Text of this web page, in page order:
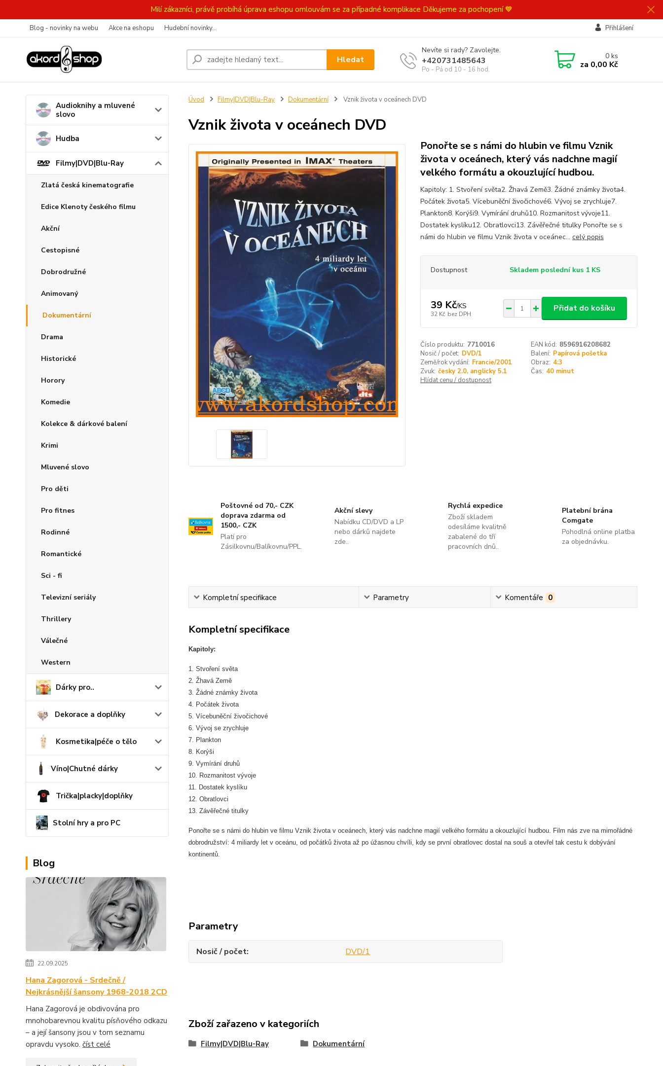
Milí zákazníci, právě probíhá úprava eshopu omlouvám se za případné komplikace Děkujeme za pochopení 💙
Blog - novinky na webu Akce na eshopu Hudební novinky... Přihlášení
Hledat
Nevíte si rady? Zavolejte.
+420731485643
Po - Pá od 10 - 16 hod.
0ks
za 0,00 Kč
Audioknihy a mluvené
slovo
Hudba
Filmy|DVD|Blu-Ray
Zlatá česká kinematografie
Edice Klenoty českého filmu
Akční
Cestopisné
Dobrodružné
Animovaný
Dokumentární
Drama
Historické
Horory
Komedie
Kolekce & dárkové balení
Krimi
Mluvené slovo
Pro děti
Pro fitnes
Rodinné
Romantické
Sci - fi
Televizní seriály
Thrillery
Válečné
Western
Dárky pro..
Dekorace a doplňky
Kosmetika|péče o tělo
Víno|Chutné dárky
Trička|placky|doplňky
Stolní hry a pro PC
Blog
22.09.2025
Hana Zagorová - Srdečně /
Nejkrásnější šansony 1968-2018 2CD
Hana Zagorová je obdivována pro
mnohobarevnou kvalitu písňového odkazu
– a její šansony jsou v tom seznamu
opravdu vysoko. číst celé
Úvod Filmy|DVD|Blu-Ray Dokumentární Vznik života v oceánech DVD
Vznik života v oceánech DVD
Ponořte se s námi do hlubin ve filmu Vznik
života v oceánech, který vás nadchne magií
velkého formátu a okouzlující hudbou.
Kapitoly: 1. Stvoření světa2. Žhavá Země3. Žádné známky života4.
Počátek života5. Vícebuněční živočichové6. Vývoj se zrychluje7.
Plankton8. Korýši9. Vymírání druhů10. Rozmanitost vývoje11.
Dostatek kyslíku12. Obratlovci13. Závěřečné titulky Ponořte se s
námi do hlubin ve filmu Vznik života v oceánec... celý popis
Dostupnost Skladem poslední kus 1 KS
39 Kč/KS
32 Kč bez DPH
Přidat do košíku
Číslo produktu: 7710016 EAN kód: 8596916208682
Nosič / počet: DVD/1 Balení: Papírová pošetka
Země/rok vydání: Francie/2001 Obraz: 4:3
Zvuk: česky 2.0, anglicky 5.1 Čas: 40 minut
Hlídat cenu / dostupnost
Poštovné od 70,- CZK
doprava zdarma od
1500,- CZK
Platí pro
Zásilkovnu/Balíkovnu/PPL.
Akční slevy
Nabídku CD/DVD a LP
nebo dárků najdete
zde..
Rychlá expedice
Zboží skladem
odesíláme kvalitně
zabalené do tří
pracovních dnů..
Platební brána
Comgate
Pohodlná online platba
za objednávku.
Kompletní specifikace Parametry Komentáře 0
Kompletní specifikace
Kapitoly:
1. Stvoření světa
2. Žhavá Země
3. Žádné známky života
4. Počátek života
5. Vícebuněční živočichové
6. Vývoj se zrychluje
7. Plankton
8. Korýši
9. Vymírání druhů
10. Rozmanitost vývoje
11. Dostatek kyslíku
12. Obratlovci
13. Závěřečné titulky
Ponořte se s námi do hlubin ve filmu Vznik života v oceánech, který vás nadchne magií velkého formátu a okouzlující hudbou. Film nás zve na mimořádné
dobrodružství: 4 miliardy let v oceánu, od počátků života až po úžasnou chvíli, kdy se první obratlovec dostal na souš a otevřel tak cestu k dobývání
kontinentů.
Parametry
Nosič / počet DVD/1
Zboží zařazeno v kategoriích
Filmy|DVD|Blu-Ray Dokumentární